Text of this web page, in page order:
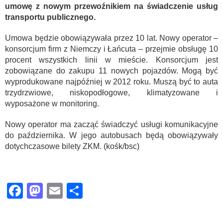
umowę z nowym przewoźnikiem na świadczenie usług
transportu publicznego.
Umowa będzie obowiązywała przez 10 lat. Nowy operator –
konsorcjum firm z Niemczy i Łańcuta – przejmie obsługę 10
procent wszystkich linii w mieście. Konsorcjum jest
zobowiązane do zakupu 11 nowych pojazdów. Mogą być
wyprodukowane najpóźniej w 2012 roku. Muszą być to auta
trzydrzwiowe, niskopodłogowe, klimatyzowane i
wyposażone w monitoring.
Nowy operator ma zacząć świadczyć usługi komunikacyjne
do października. W jego autobusach będą obowiązywały
dotychczasowe bilety ZKM. (kośk/bsc)
Facebook
Mastodon
Email